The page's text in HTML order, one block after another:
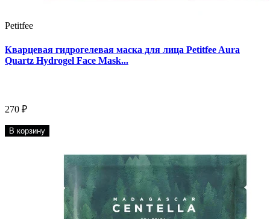
Petitfee
Кварцевая гидрогелевая маска для лица Petitfee Aura
Quartz Hydrogel Face Mask...
270 ₽
В корзину